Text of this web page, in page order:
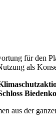
für den
als
aus der